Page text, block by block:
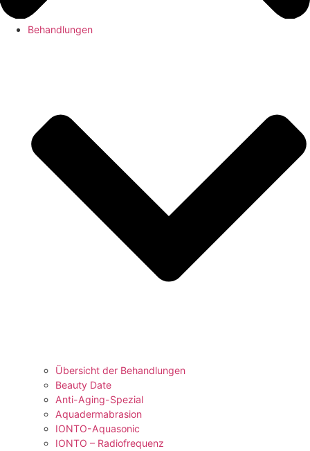
Behandlungen
Übersicht der Behandlungen
Beauty Date
Anti-Aging-Spezial
Aquadermabrasion
IONTO-Aquasonic
IONTO – Radiofrequenz